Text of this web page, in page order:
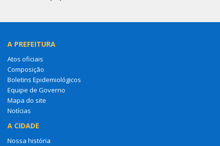
A PREFEITURA
Atos oficiais
Composição
Boletins Epidemiológicos
Equipe de Governo
Mapa do site
Notícias
A CIDADE
Nossa história